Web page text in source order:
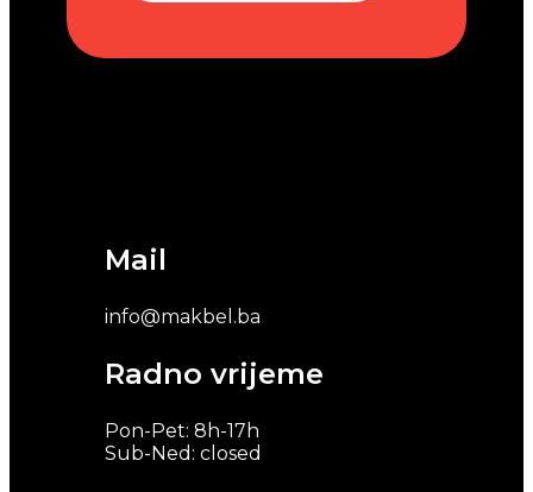
Mail
info@makbel.ba
Radno vrijeme
Pon-Pet: 8h-17h
Sub-Ned: closed